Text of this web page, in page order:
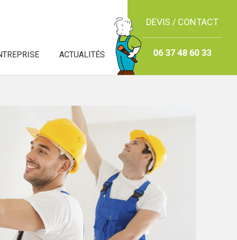
ACTUALITÉS
DEVIS / CONTACT
06 37 48 60 33